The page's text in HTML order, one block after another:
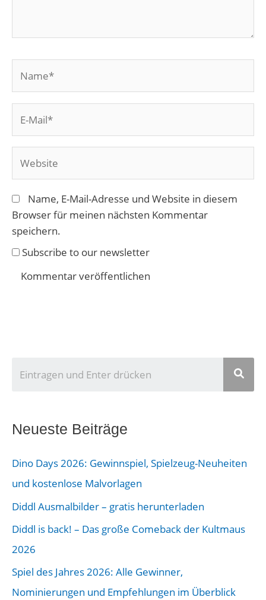
Mail*
Name, E-Mail-Adresse und Website in diesem
Browser für meinen nächsten Kommentar
speichern.
Subscribe to our newsletter
Neueste Beiträge
Dino Days 2026: Gewinnspiel, Spielzeug-Neuheiten
und kostenlose Malvorlagen
Diddl Ausmalbilder – gratis herunterladen
Diddl is back! – Das große Comeback der Kultmaus
2026
Spiel des Jahres 2026: Alle Gewinner,
Nominierungen und Empfehlungen im Überblick
e
B
e
i
t
r
a
g